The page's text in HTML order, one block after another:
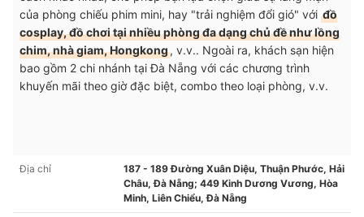
của phòng chiếu phim mini, hay "trải nghiệm đổi gió" với đồ
cosplay, đồ chơi tại nhiều phòng đa dạng chủ đề như lồng
chim, nhà giam, Hongkong, v.v.. Ngoài ra, khách sạn hiện
bao gồm 2 chi nhánh tại Đà Nẵng với các chương trình
khuyến mãi theo giờ đặc biệt, combo theo loại phòng, v.v.
Địa chỉ
187 - 189 Đường Xuân Diệu, Thuận Phước, Hải
Châu, Đà Nẵng; 449 Kinh Dương Vương, Hòa
Minh, Liên Chiểu, Đà Nẵng